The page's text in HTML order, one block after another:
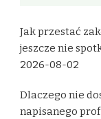
Jak przestać
jeszcze nie
2026-08-02
Dlaczego nie
napisanego